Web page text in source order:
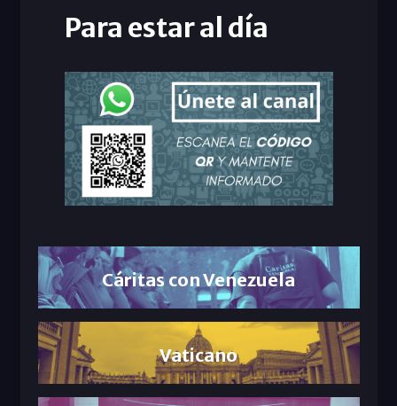
Para estar al día
Cáritas con Venezuela
Vaticano